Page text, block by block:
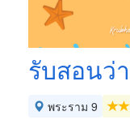
รับสอนว่
พระราม 9